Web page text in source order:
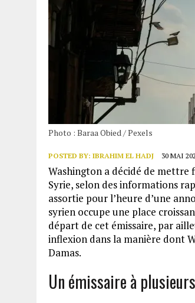
Photo : Baraa Obied / Pexels
POSTED BY: IBRAHIM EL HADJ 30 MAI
Washington a décidé de mettre
Syrie, selon des informations
assortie pour l’heure d’une
syrien occupe une place
départ de cet émissaire, par
inflexion dans la manière dont
Damas.
Un émissaire à